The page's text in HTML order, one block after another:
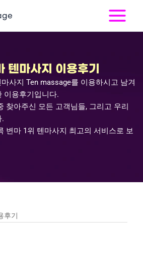
Main
Menu
텐마사지 이용후기
사지 Ten massage를 이용하시고 남겨
이용후기입니다.
찾아주신 모든 고객님들, 그리고 우리
.
변마 1위 텐마사지 최고의 서비스로 보